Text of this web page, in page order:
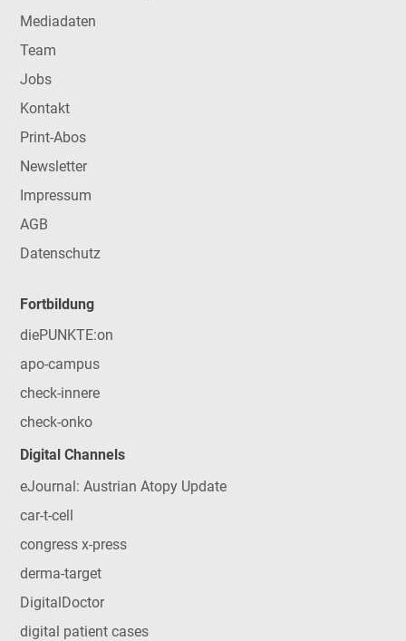
Mediadaten
Team
Jobs
Kontakt
Print-Abos
Newsletter
Impressum
AGB
Datenschutz
Fortbildung
diePUNKTE:on
apo-campus
check-innere
check-onko
Digital Channels
eJournal: Austrian Atopy Update
car-t-cell
congress x-press
derma-target
DigitalDoctor
digital patient cases